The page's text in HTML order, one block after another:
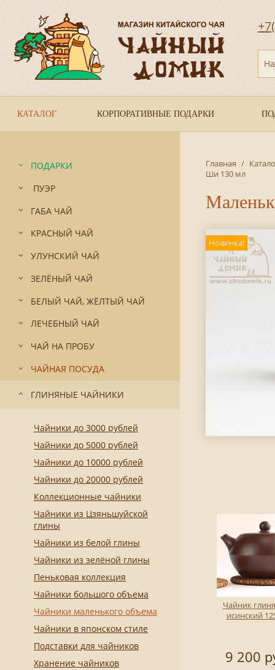
КАТАЛОГ КОРПОРАТИВНЫЕ ПОДАРКИ
ПОДАРКИ
ПУЭР
ГАБА ЧАЙ
КРАСНЫЙ ЧАЙ
УЛУНСКИЙ ЧАЙ
ЗЕЛЁНЫЙ ЧАЙ
БЕЛЫЙ ЧАЙ, ЖЁЛТЫЙ ЧАЙ
ЛЕЧЕБНЫЙ ЧАЙ
ЧАЙ НА ПРОБУ
ЧАЙНАЯ ПОСУДА
ГЛИНЯНЫЕ ЧАЙНИКИ
Чайники до 3000 рублей
Чайники до 5000 рублей
Чайники до 10000 рублей
Чайники до 20000 рублей
Коллекционные чайники
Чайники из Цзяньшуйской
глины
Чайники из белой глины
Чайники из зелёной глины
Пеньковая коллекция
Чайники большого объема
Чайники маленького объема
Чайники в японском стиле
Подставки для чайников
Хранение чайников
Главная /
Ши 130 мл
Новинка!
Чайник
исинский
9 200